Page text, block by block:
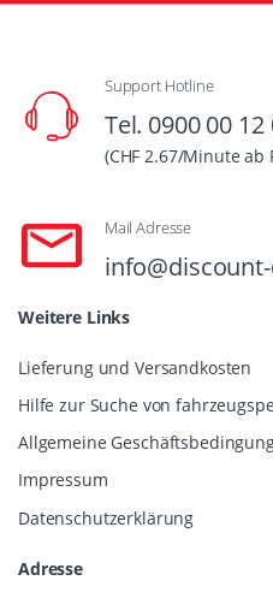
Support Hotline
Tel. 0900 00 12
(CHF 2.67/Minute ab
Mail Adresse
Weitere Links
Lieferung und Versandkosten
Hilfe zur Suche von
Allgemeine
Impressum
Datenschutzerklärung
Adresse